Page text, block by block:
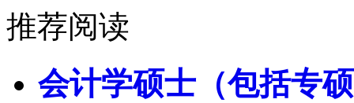
推荐阅读
会计学硕士（包括专